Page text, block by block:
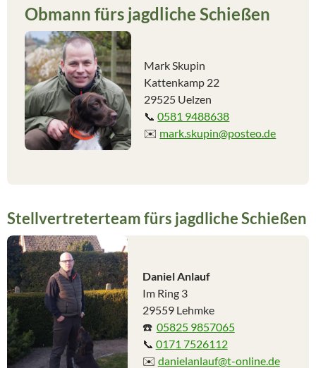
Obmann fürs jagdliche Schießen
Mark Skupin
Kattenkamp 22
29525 Uelzen
📞0581 9488638
✉️ mark.skupin@posteo.de
Stellvertreterteam fürs jagdliche Schießen
Daniel Anlauf
Im Ring 3
29559 Lehmke
☎️ 05825 9857065
📞 0171 7526112
✉️ danielanlauf@t-online.de